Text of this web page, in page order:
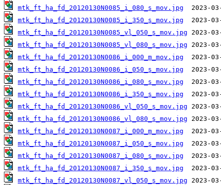
mtk_ft_ha_fd_20120130N0085_i_080_s_mov.jpg
mtk_ft_ha_fd_20120130N0085_i_350_s_mov.jpg
mtk_ft_ha_fd_20120130N0085_vl_050_s_mov.jpg
mtk_ft_ha_fd_20120130N0085_vl_080_s_mov.jpg
mtk_ft_ha_fd_20120130N0086_i_000_m_mov.jpg
mtk_ft_ha_fd_20120130N0086_i_050_s_mov.jpg
mtk_ft_ha_fd_20120130N0086_i_080_s_mov.jpg
mtk_ft_ha_fd_20120130N0086_i_350_s_mov.jpg
mtk_ft_ha_fd_20120130N0086_vl_050_s_mov.jpg
mtk_ft_ha_fd_20120130N0086_vl_080_s_mov.jpg
mtk_ft_ha_fd_20120130N0087_i_000_m_mov.jpg
mtk_ft_ha_fd_20120130N0087_i_050_s_mov.jpg
mtk_ft_ha_fd_20120130N0087_i_080_s_mov.jpg
mtk_ft_ha_fd_20120130N0087_i_350_s_mov.jpg
mtk_ft_ha_fd_20120130N0087_vl_050_s_mov.jpg